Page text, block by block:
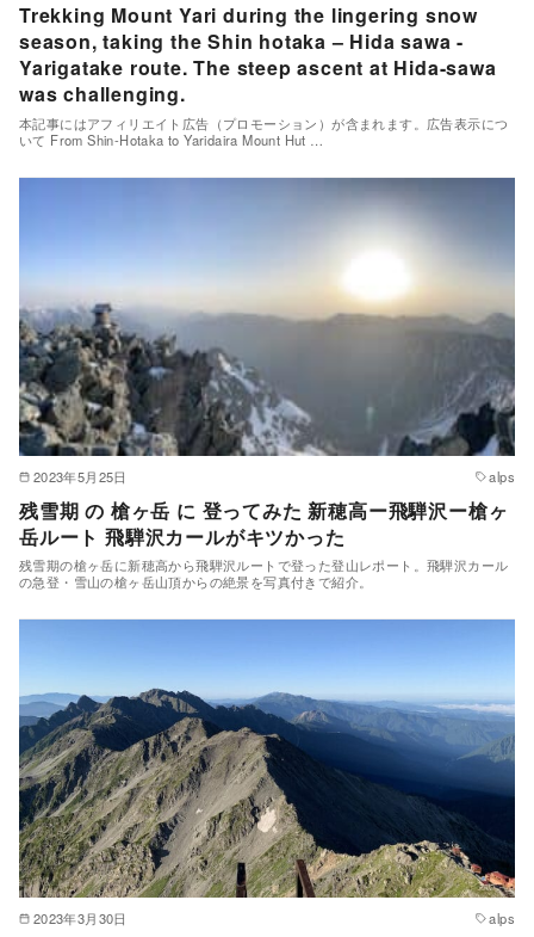
Trekking Mount Yari during the lingering snow
season, taking the Shin hotaka – Hida sawa -
Yarigatake route. The steep ascent at Hida-sawa
was challenging.
本記事にはアフィリエイト広告（プロモーション）が含まれます。広告表示につ
いて From Shin-Hotaka to Yaridaira Mount Hut …
2023年5月25日 alps
残雪期 の 槍ヶ岳 に 登ってみた 新穂高ー飛騨沢ー槍ヶ
岳ルート 飛騨沢カールがキツかった
残雪期の槍ヶ岳に新穂高から飛騨沢ルートで登った登山レポート。飛騨沢カール
の急登・雪山の槍ヶ岳山頂からの絶景を写真付きで紹介。
2023年3月30日 alps